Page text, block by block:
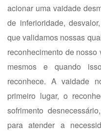
acionar uma vaidade
de inferioridade,
que validamos nossas
reconhecimento de
mesmos e quando
reconhece. A vaidade
primeiro lugar, o
sofrimento
para atender a